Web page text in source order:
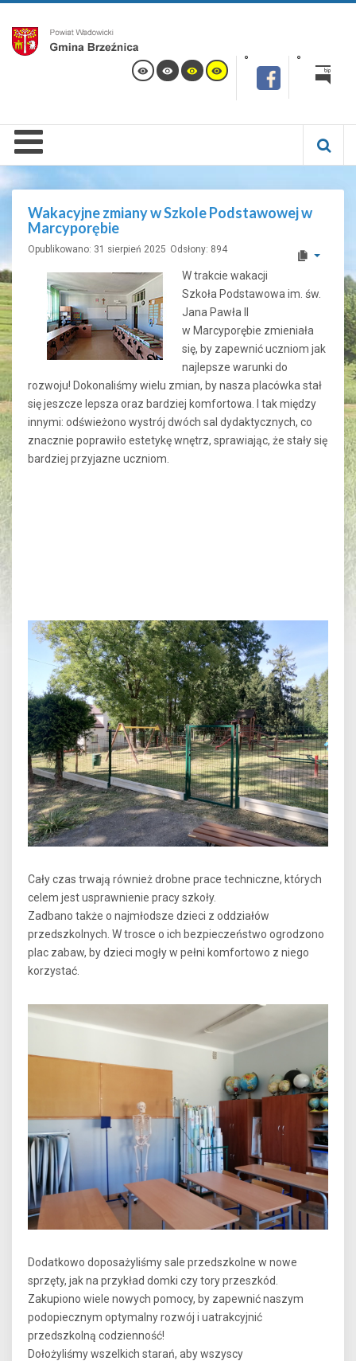
Wakacyjne zmiany w Szkole Podstawowej w
Marcyporębie
Opublikowano: 31 sierpień 2025 Odsłony: 894
W trakcie wakacji
Szkoła Podstawowa im. św.
Jana Pawła II
w Marcyporębie zmieniała
się, by zapewnić uczniom jak
najlepsze warunki do
rozwoju! Dokonaliśmy wielu zmian, by nasza placówka stał
się jeszcze lepsza oraz bardziej komfortowa. I tak między
innymi: odświeżono wystrój dwóch sal dydaktycznych, co
znacznie poprawiło estetykę wnętrz, sprawiając, że stały się
bardziej przyjazne uczniom.
Cały czas trwają również drobne prace techniczne, których
celem jest usprawnienie pracy szkoły.
Zadbano także o najmłodsze dzieci z oddziałów
przedszkolnych. W trosce o ich bezpieczeństwo ogrodzono
plac zabaw, by dzieci mogły w pełni komfortowo z niego
korzystać.
Dodatkowo doposażyliśmy sale przedszkolne w nowe
sprzęty, jak na przykład domki czy tory przeszkód.
Zakupiono wiele nowych pomocy, by zapewnić naszym
podopiecznym optymalny rozwój i uatrakcyjnić
przedszkolną codzienność!
Dołożyliśmy wszelkich starań, aby wszyscy